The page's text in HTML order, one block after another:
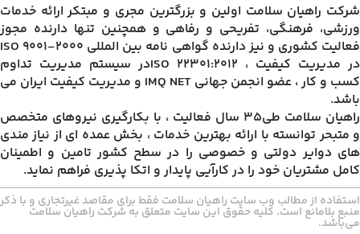
شرکت راهیان سلامت اولین و بزرگترین مجری و مبتکر ارائه خدمات
ورزشی، فرهنگی، تفریحی و رفاهی و همچنین تنها دارنده مجوز
فعالیت کشوری و نیز دارنده گواهی نامه بین المللی ISO 9001-2000
در مدیریت کیفیت ، ISO 22301:2012در سیستم مدیریت تداوم
کسب و کار ، عضو انجمن جهانی IMQ NET و مدیریت کیفیت ایران می
باشد.
راهیان سلامت طی35 سال فعالیت ، با بکارگیری نیروهای متخصص
و متبحر توانسته با ارائه بهترین خدمات ، بخش عمده ای از نیاز مندی
های دوایر دولتی و خصوصی را در سطح کشور تامین و اطمینان
کامل مشتریان خود را در کارآیی پایدار و اتکا پذیری فراهم نماید.
استفاده از مطالب وب سایت راهیان سلامت فقط برای مقاصد غیرتجاری و با ذکر
منبع بلامانع است. کلیه حقوق این سایت متعلق به شرکت راهیان سلامت
می‌باشد.